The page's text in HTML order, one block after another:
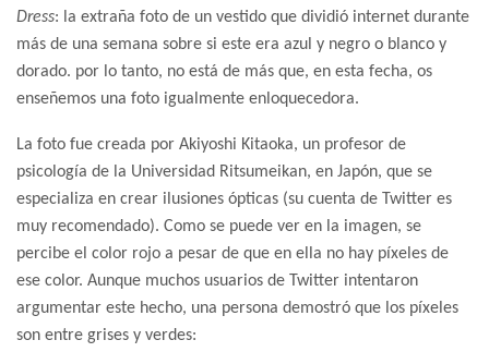
Dress: la extraña foto de un vestido que dividió internet durante
más de una semana sobre si este era azul y negro o blanco y
dorado. por lo tanto, no está de más que, en esta fecha, os
enseñemos una foto igualmente enloquecedora.
La foto fue creada por Akiyoshi Kitaoka, un profesor de
psicología de la Universidad Ritsumeikan, en Japón, que se
especializa en crear ilusiones ópticas (su cuenta de Twitter es
muy recomendado). Como se puede ver en la imagen, se
percibe el color rojo a pesar de que en ella no hay píxeles de
ese color. Aunque muchos usuarios de Twitter intentaron
argumentar este hecho, una persona demostró que los píxeles
son entre grises y verdes: